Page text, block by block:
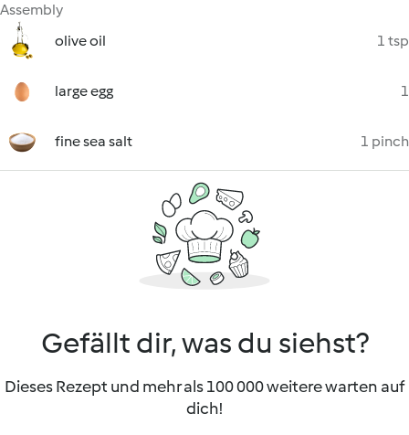
Assembly
olive oil
1 tsp
large egg 1
fine sea salt 1 pinch
Gefällt dir, was du siehst?
Dieses Rezept und mehr als 100 000 weitere warten auf
dich!